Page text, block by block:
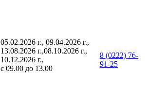
05.02.2026 г., 09.04.2026 г.,
13.08.2026 г.,08.10.2026 г.,
10.12.2026 г.,
с 09.00 до 13.00
8 (0222) 76-
91-25